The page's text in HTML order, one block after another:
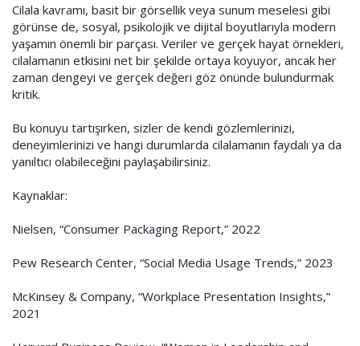
Cilala kavramı, basit bir görsellik veya sunum meselesi gibi
görünse de, sosyal, psikolojik ve dijital boyutlarıyla modern
yaşamın önemli bir parçası. Veriler ve gerçek hayat örnekleri,
cilalamanın etkisini net bir şekilde ortaya koyuyor, ancak her
zaman dengeyi ve gerçek değeri göz önünde bulundurmak
kritik.
Bu konuyu tartışırken, sizler de kendi gözlemlerinizi,
deneyimlerinizi ve hangi durumlarda cilalamanın faydalı ya da
yanıltıcı olabileceğini paylaşabilirsiniz.
Kaynaklar:
Nielsen, “Consumer Packaging Report,” 2022
Pew Research Center, “Social Media Usage Trends,” 2023
McKinsey & Company, “Workplace Presentation Insights,”
2021